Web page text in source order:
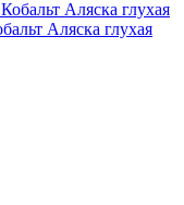
Аляска глухая